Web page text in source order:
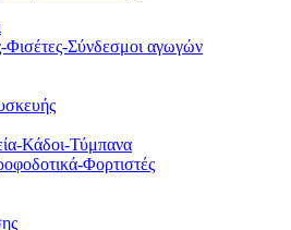
Φισέτες-Σύνδεσμοι αγωγών
Κάδοι-Τύμπανα
Φορτιστές